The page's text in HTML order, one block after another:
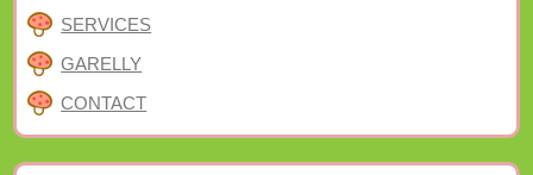
SERVICES
GARELLY
CONTACT